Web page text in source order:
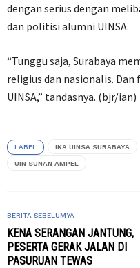
dengan serius dengan
dan politisi alumni UINSA.
“Tunggu saja, Surabaya
religius dan nasionalis.
UINSA,” tandasnya. (bjr/ian)
LABEL IKA UINSA SURABAYA
UIN SUNAN AMPEL
BERITA SEBELUMYA
KENA SERANGAN JANTUNG,
PESERTA GERAK JALAN DI
PASURUAN TEWAS